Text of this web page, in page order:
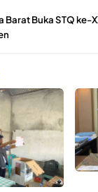
Barat Buka STQ ke-